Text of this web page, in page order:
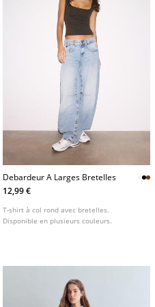
Debardeur A Larges Bretelles
12,99 €
T-shirt à col rond avec bretelles.
Disponible en plusieurs couleurs.